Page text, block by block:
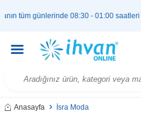
tüm günlerinde 08:30 - 01:00 saatleri
Anasayfa İsra Moda